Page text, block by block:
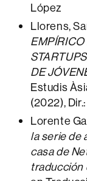
López
Llorens,
DE
Estudis
(2022),
Lorente
la serie de
casa de
traducción